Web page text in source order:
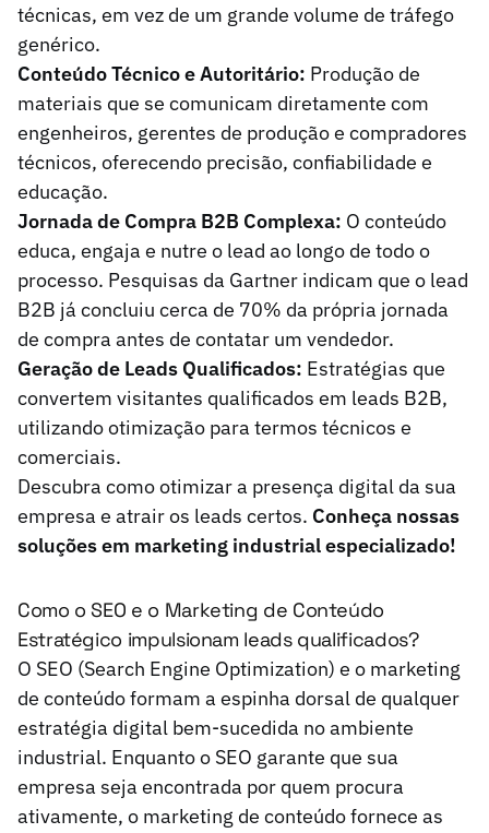
técnicas, em vez de um grande volume de tráfego
genérico.
Conteúdo Técnico e Autoritário: Produção de
materiais que se comunicam diretamente com
engenheiros, gerentes de produção e compradores
técnicos, oferecendo precisão, confiabilidade e
educação.
Jornada de Compra B2B Complexa: O conteúdo
educa, engaja e nutre o lead ao longo de todo o
processo. Pesquisas da Gartner indicam que o lead
B2B já concluiu cerca de 70% da própria jornada
de compra antes de contatar um vendedor.
Geração de Leads Qualificados: Estratégias que
convertem visitantes qualificados em leads B2B,
utilizando otimização para termos técnicos e
comerciais.
Descubra como otimizar a presença digital da sua
empresa e atrair os leads certos. Conheça nossas
soluções em marketing industrial especializado!
Como o SEO e o Marketing de Conteúdo
Estratégico impulsionam leads qualificados?
O SEO (Search Engine Optimization) e o marketing
de conteúdo formam a espinha dorsal de qualquer
estratégia digital bem-sucedida no ambiente
industrial. Enquanto o SEO garante que sua
empresa seja encontrada por quem procura
ativamente, o marketing de conteúdo fornece as